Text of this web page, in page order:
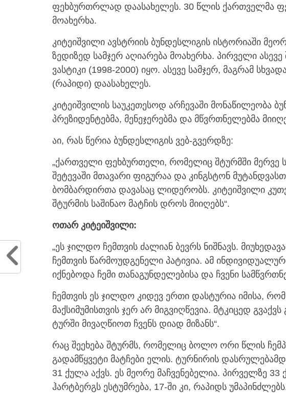
ფეხბურთრლად დაასახელეს. 30 წლის ქართველმა
მოახერხა.
კიტეიშვილი ავსტრიის ბუნდესლიგის ისტორიაში
ზედიზედ სამჯერ აღიარება მოახერხა. პირველი
ვასტიკი (1998-2000) იყო. ასევე სამჯერ, მაგრამ
(რაპიდი) დაასახელეს.
კიტეიშვილის საუკეთესოდ არჩევაში მონაწილეობა
პრეზიდენტებმა, მენეჯერებმა და მწვრთნელებმა
აი, რას წერია ბუნდესლიგის ვებ-გვერდზე:
„ქართველი ფეხბურთელი, რომელიც შტურმში მერვე
შეტევაში მთავარი ფიგურაა და კინგსტონ
ბომბარდირთა დავასაც ლიდერობს. კიტეიშვილი
შტურმის საშინაო მატჩის დროს მიიღებს“.
ოთარ კიტეიშვილი:
„ეს ჯილდო ჩემთვის ძალიან ბევრს ნიშნავს.
ჩემთვის წარმოუდგენელი პატივია. ამ
იქნებოდა ჩემი თანაგუნდელებისა და ჩვენი
ჩემთვის ეს ჯილდო კიდევ ერთი დასტურია იმისა,
მაქსიმუმისთვის ჯერ არ მიგვიღწევია. მტკიცედ
ტურში მივაღწიოთ ჩვენს დიად მიზანს“.
რაც შეეხება შტურმს, რომელიც ბოლო ორი წლის
გადამწყვეტი მატჩები ელის. ტურნირის
31 ქულა აქვს. ეს მეორე მაჩვენებელია. პირველზე
ჰარტბერგს ესტუმრება, 17-ში კი, რაპიდს